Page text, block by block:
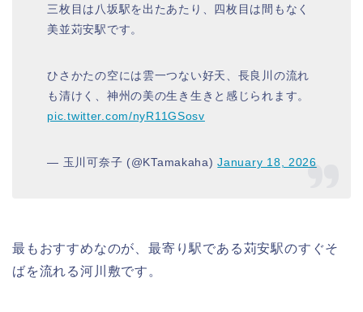
三枚目は八坂駅を出たあたり、四枚目は間もなく
美並苅安駅です。
ひさかたの空には雲一つない好天、長良川の流れ
も清けく、神州の美の生き生きと感じられます。
pic.twitter.com/nyR11GSosv
— 玉川可奈子 (@KTamakaha)January 18, 2026
最もおすすめなのが、最寄り駅である苅安駅のすぐそ
ばを流れる河川敷です。